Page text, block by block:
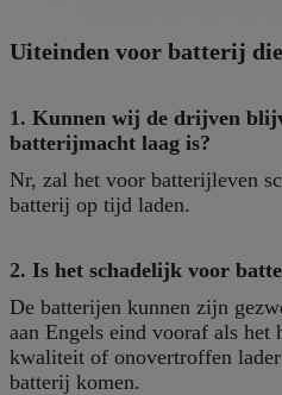
Uiteinden voor batterij
1. Kunnen wij de drijven
batterijmacht laag is?
Nr, zal het voor batterijleven
batterij op tijd laden.
2. Is het schadelijk voor
De batterijen kunnen zijn
aan Engels eind vooraf als het
kwaliteit of onovertroffen
batterij komen.